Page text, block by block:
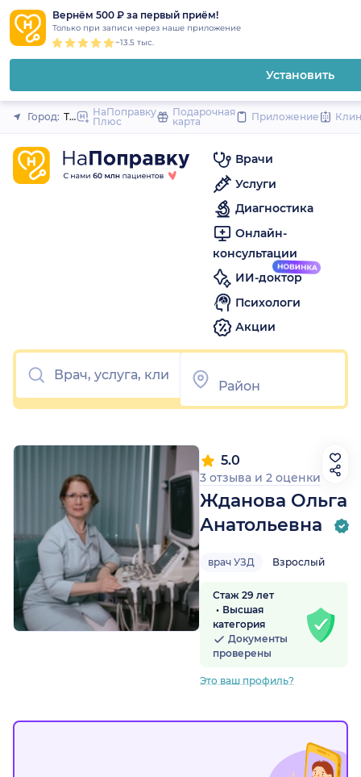
Вернём 500 ₽ за первый приём!
Только при записи через наше приложение
~13.5 тыс.
Установить
Закрыть
Город: ТюменьНаПоправку
Плюс
Подарочная
карта
Приложение
Врачи
Услуги
Диагностика
Онлайн-
консультации
ИИ-доктор
Психологи
Акции
Жданова Ольга
Анатольевна
5.0
3 отзыва и 2 оценки
врач УЗД Взрослый
Стаж 29 лет
Высшая
категория
Документы
проверены
Это ваш профиль?